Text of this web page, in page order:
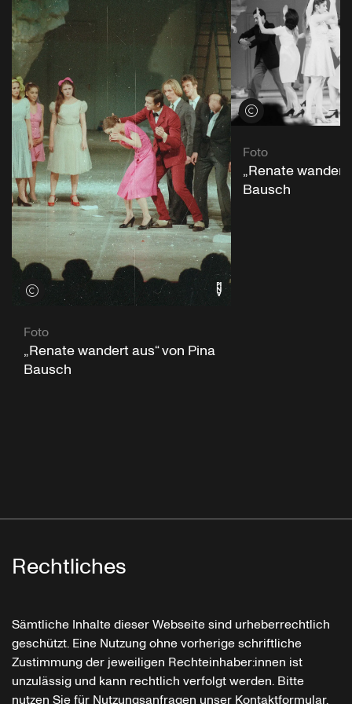
Credits öffnen
Foto
„Renate wandert aus“ von Pina
Bausch
Credits öffnen
Foto
„Renate wandert
Bausch
Rechtliches
Sämtliche Inhalte dieser Webseite sind urheberrechtlich
geschützt. Eine Nutzung ohne vorherige schriftliche
Zustimmung der jeweiligen Rechteinhaber:innen ist
unzulässig und kann rechtlich verfolgt werden. Bitte
nutzen Sie für Nutzungsanfragen unser Kontaktformular.